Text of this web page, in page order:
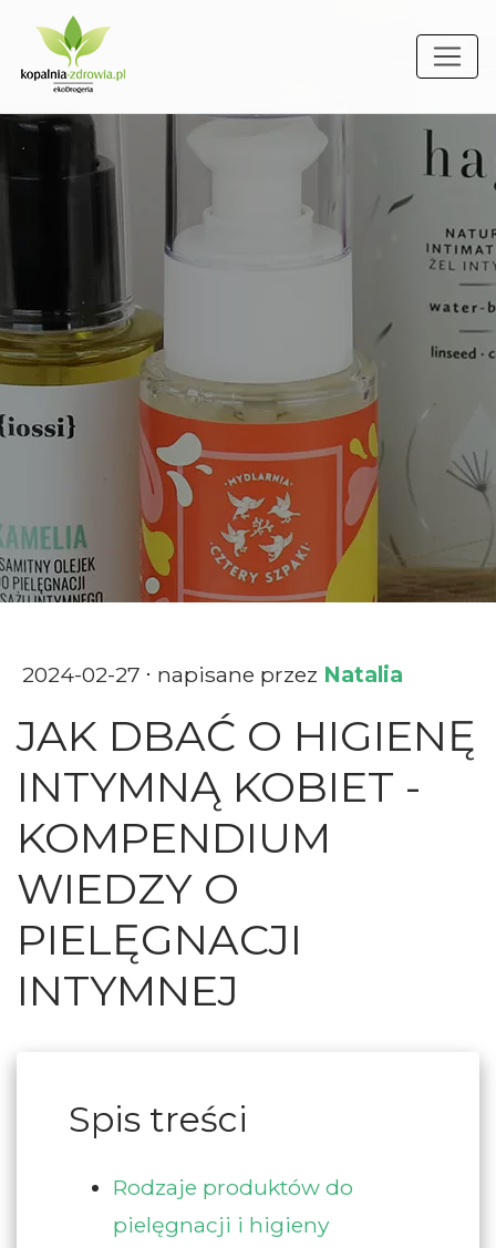
2024-02-27 napisane przez Natalia
JAK DBAĆ O HIGIENĘ
INTYMNĄ KOBIET -
KOMPENDIUM
WIEDZY O
PIELĘGNACJI
INTYMNEJ
Spis treści
Rodzaje produktów do
pielęgnacji i higieny